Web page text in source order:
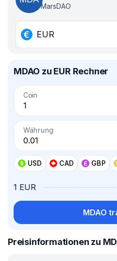
MarsDAO
EUR
MDAO zu EUR Rechner
Coin
Währung
USD CAD GBP
1 EUR
MDAO
Preisinformationen zu